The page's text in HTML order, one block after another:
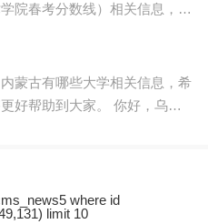
学院春考分数线）相关信息，希
蒙古有哪些大学相关信息，希
到大家。 你好，乌兰
where id
limit 10